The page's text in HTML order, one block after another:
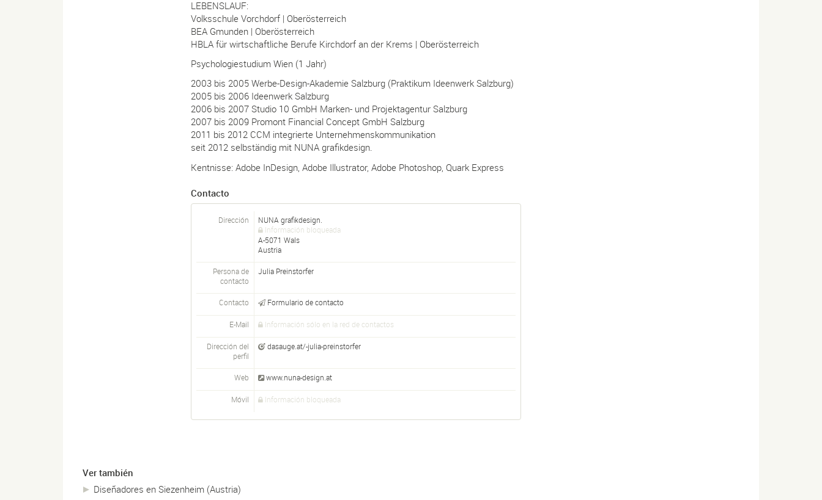
LEBENSLAUF:
Volksschule Vorchdorf | Oberösterreich
BEA Gmunden | Oberösterreich
HBLA für wirtschaftliche Berufe Kirchdorf an der Krems | Oberösterreich
Psychologiestudium Wien (1 Jahr)
2003 bis 2005 Werbe-Design-Akademie Salzburg (Praktikum Ideenwerk Salzburg)
2005 bis 2006 Ideenwerk Salzburg
2006 bis 2007 Studio 10 GmbH Marken- und Projektagentur Salzburg
2007 bis 2009 Promont Financial Concept GmbH Salzburg
2011 bis 2012 CCM integrierte Unternehmenskommunikation
seit 2012 selbständig mit NUNA grafikdesign.
Kentnisse: Adobe InDesign, Adobe Illustrator, Adobe Photoshop, Quark Express
Contacto
Dirección
NUNA grafikdesign.
Información bloqueada
A-5071 Wals
Austria
Persona de
contacto
Julia Preinstorfer
Contacto Formulario de contacto
E-Mail Información sólo en la red de contactos
Dirección del
perfil
dasauge.at/-julia-preinstorfer
Web www.nuna-design.at
Móvil Información bloqueada
Ver también
Diseñadores en Siezenheim (Austria)